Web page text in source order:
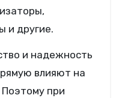
и другие.
и надежность
влияют на
при